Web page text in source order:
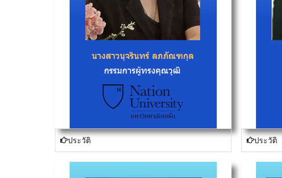
ประวัติ ประวัติ